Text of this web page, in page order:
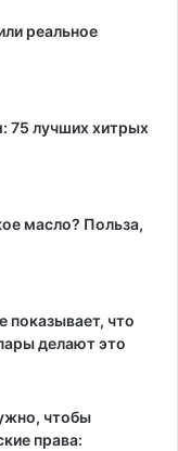
реальное
75 лучших хитрых
масло? Польза,
показывает, что
делают это
чтобы
права: